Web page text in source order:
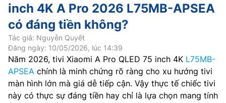
inch 4K A Pro 2026 L75MB-APSEA
có đáng tiền không?
Tác giả: Nguyễn Quyết
Đăng ngày: 10/05/2026, lúc 14:39
Năm 2026, tivi Xiaomi A Pro QLED 75 inch 4K L75MB-
APSEA chính là minh chứng rõ ràng cho xu hướng tivi
màn hình lớn mà giá dễ tiếp cận. Vậy thực tế chiếc tivi
này có thực sự đáng tiền hay chỉ là lựa chọn mang tính